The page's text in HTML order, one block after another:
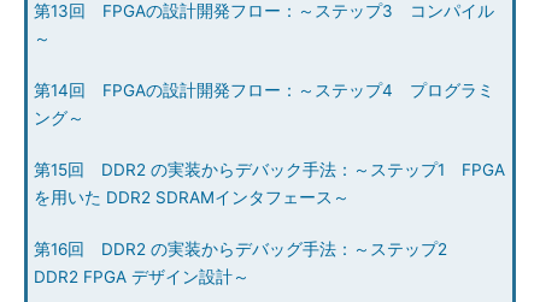
第13回 FPGAの設計開発フロー：～ステップ3 コンパイル
～
第14回 FPGAの設計開発フロー：～ステップ4 プログラミ
ング～
第15回 DDR2 の実装からデバック手法：～ステップ1 FPGA
を用いた DDR2 SDRAMインタフェース～
第16回 DDR2 の実装からデバッグ手法：～ステップ2
DDR2 FPGA デザイン設計～